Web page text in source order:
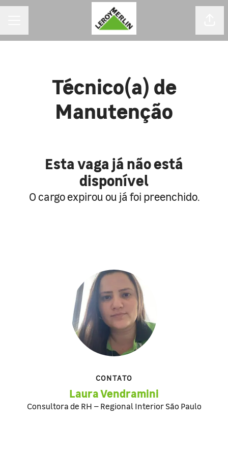
Técnico(a) de
Manutenção
Esta vaga já não está
disponível
O cargo expirou ou já foi preenchido.
CONTATO
Laura Vendramini
Consultora de RH – Regional Interior São Paulo